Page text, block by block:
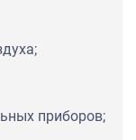
приборов;